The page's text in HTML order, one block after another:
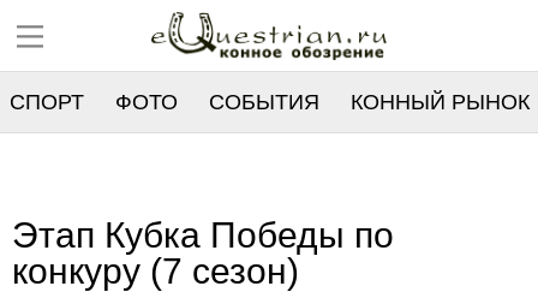
СПОРТ ФОТО СОБЫТИЯ КОННЫЙ РЫНОК
Этап Кубка Победы по
конкуру (7 сезон)